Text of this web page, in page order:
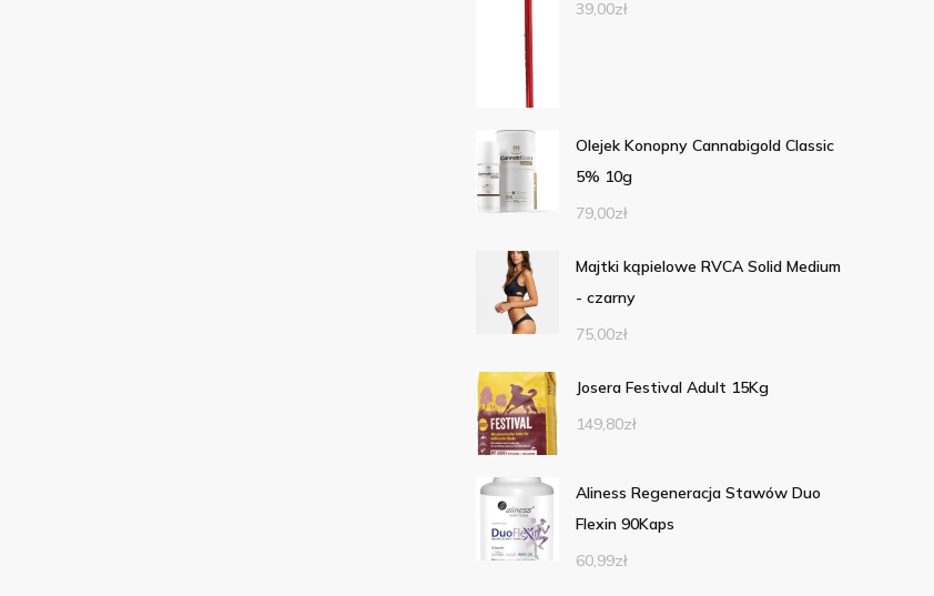
39,00zł
Olejek Konopny Cannabigold Classic
5% 10g
79,00zł
Majtki kąpielowe RVCA Solid Medium
- czarny
75,00zł
Josera Festival Adult 15Kg
149,80zł
Aliness Regeneracja Stawów Duo
Flexin 90Kaps
60,99zł